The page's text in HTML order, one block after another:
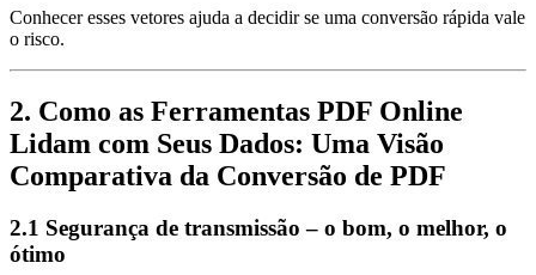
Conhecer esses vetores ajuda a decidir se uma conversão rápida vale
o risco.
2. Como as Ferramentas PDF Online
Lidam com Seus Dados: Uma Visão
Comparativa da Conversão de PDF
2.1 Segurança de transmissão – o bom, o melhor, o
ótimo